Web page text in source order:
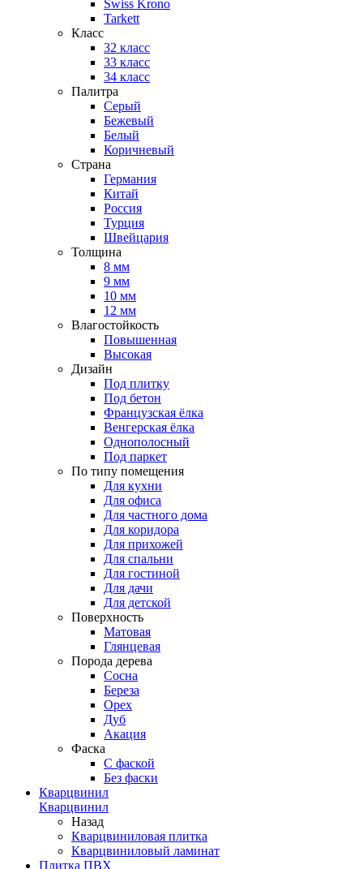
Swiss Krono
Tarkett
Класс
32 класс
33 класс
34 класс
Палитра
Серый
Бежевый
Белый
Коричневый
Страна
Германия
Китай
Россия
Турция
Швейцария
Толщина
8 мм
9 мм
10 мм
12 мм
Влагостойкость
Повышенная
Высокая
Дизайн
Под плитку
Под бетон
Французская ёлка
Венгерская ёлка
Однополосный
Под паркет
По типу помещения
Для кухни
Для офиса
Для частного дома
Для коридора
Для прихожей
Для спальни
Для гостиной
Для дачи
Для детской
Поверхность
Матовая
Глянцевая
Порода дерева
Сосна
Береза
Орех
Дуб
Акация
Фаска
С фаской
Без фаски
Кварцвинил
Кварцвинил
Назад
Кварцвиниловая плитка
Кварцвиниловый ламинат
Плитка ПВХ